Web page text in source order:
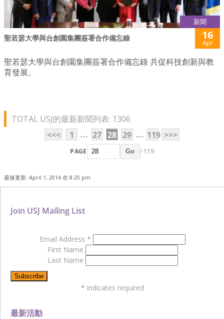
新聞
聖若瑟大學與台創園集團簽署合作備忘錄 16
Apr
聖若瑟大學與台創園集團簽署合作備忘錄 共促科技創新與教
育發展。
TOTAL USJ的最新新聞列表: 1306
<<<
1 ... 27 28 29 ... 119 >>>
PAGE Go / 119
最後更新: April 1, 2014 在 8:20 pm
最新活動
Join USJ Mailing List
Email Address *
First Name
Last Name
* indicates required